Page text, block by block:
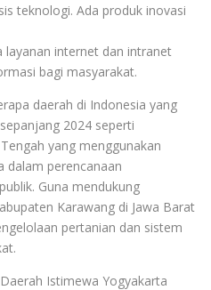
teknologi. Ada produk inovasi
layanan internet dan intranet
bagi masyarakat.
daerah di Indonesia yang
2024 seperti
yang menggunakan
dalam perencanaan
Guna mendukung
Karawang di Jawa Barat
pertanian dan sistem
Istimewa Yogyakarta